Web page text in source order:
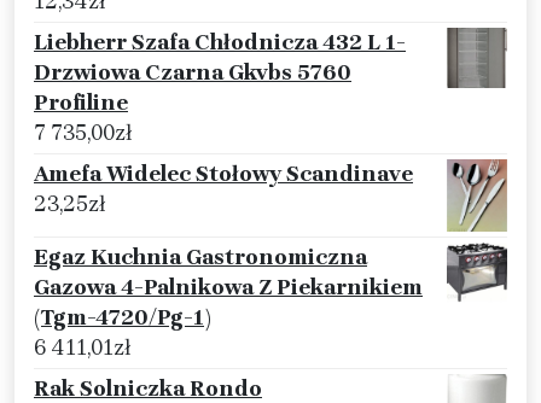
Liebherr Szafa Chłodnicza 432 L 1-
Drzwiowa Czarna Gkvbs 5760
Profiline
7 735,00zł
Amefa Widelec Stołowy Scandinave
23,25zł
Egaz Kuchnia Gastronomiczna
Gazowa 4-Palnikowa Z Piekarnikiem
(Tgm-4720/Pg-1)
6 411,01zł
Rak Solniczka Rondo